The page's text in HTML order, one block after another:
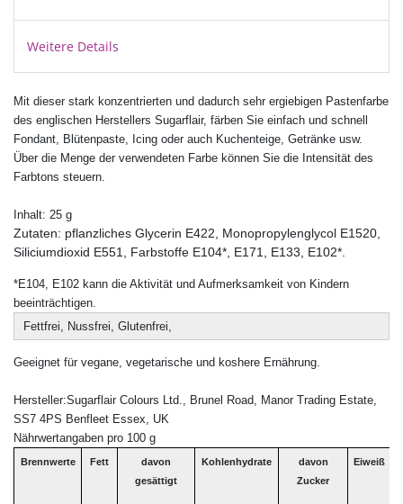
Weitere Details
Mit dieser stark konzentrierten und dadurch sehr ergiebigen Pastenfarbe
des englischen Herstellers Sugarflair, färben Sie einfach und schnell
Fondant, Blütenpaste, Icing oder auch Kuchenteige, Getränke usw.
Über die Menge der verwendeten Farbe können Sie die Intensität des
Farbtons steuern.
Inhalt: 25 g
Zutaten: pflanzliches Glycerin E422, Monopropylenglycol E1520,
Siliciumdioxid E551, Farbstoffe E104*, E171, E133, E102*.
*E104, E102 kann die Aktivität und Aufmerksamkeit von Kindern
beeinträchtigen.
Fettfrei, Nussfrei, Glutenfrei,
Geeignet für vegane, vegetarische und koshere Ernährung.
Hersteller:Sugarflair Colours Ltd., Brunel Road, Manor Trading Estate,
SS7 4PS Benfleet Essex, UK
Nährwertangaben pro 100 g
Brennwerte Fett
davon
gesättigt
Kohlenhydrate
davon
Zucker
Eiweiß